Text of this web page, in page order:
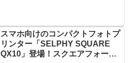
スマホ向けのコンパクトフォトプ
リンター「SELPHY SQUARE
QX10」登場！スクエアフォーマ